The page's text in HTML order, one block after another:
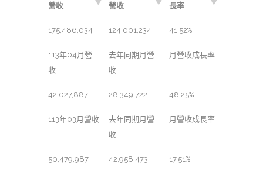
營收
營收
長率
175,486,034 124,001,234 41.52%
113年04月營
收
去年同期月營
收
月營收成長率
42,027,887 28,349,722 48.25%
113年03月營收
去年同期月營
收
月營收成長率
50,479,987 42,958,473 17.51%